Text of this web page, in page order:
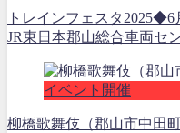
トレインフェスタ2025◆6
JR東日本郡山総合車両セ
イベント開催
柳橋歌舞伎（郡山市中田町